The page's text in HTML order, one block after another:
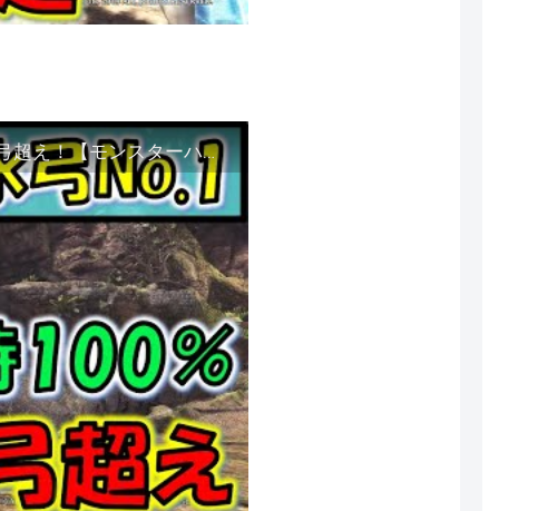
【MHW:IB】水弓No.1火力！常時会心100％で覚醒水弓超え！【モンスターハンターワールドアイスボーン】